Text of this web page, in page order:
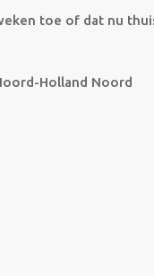
toe of dat nu
Holland Noord